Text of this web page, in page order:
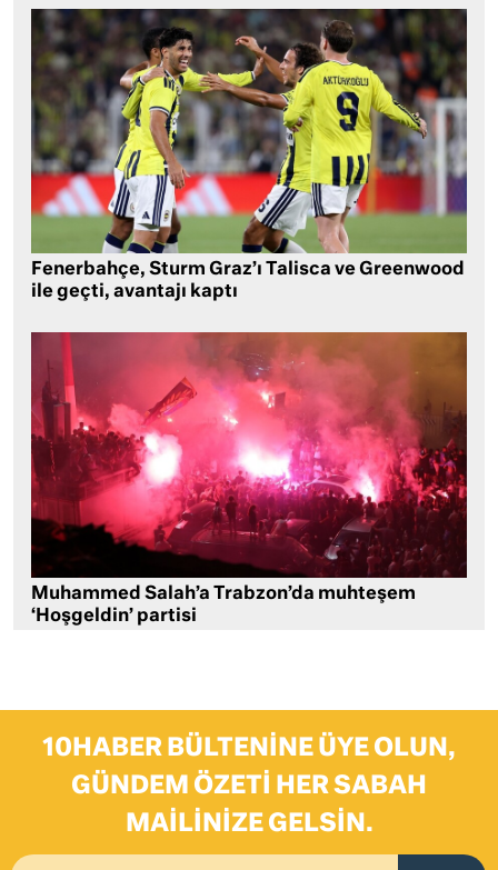
Fenerbahçe, Sturm Graz’ı Talisca ve Greenwood
ile geçti, avantajı kaptı
Muhammed Salah’a Trabzon’da muhteşem
‘Hoşgeldin’ partisi
10HABER BÜLTENINE ÜYE OLUN,
GÜNDEM ÖZETI HER SABAH
MAILINIZE GELSIN.